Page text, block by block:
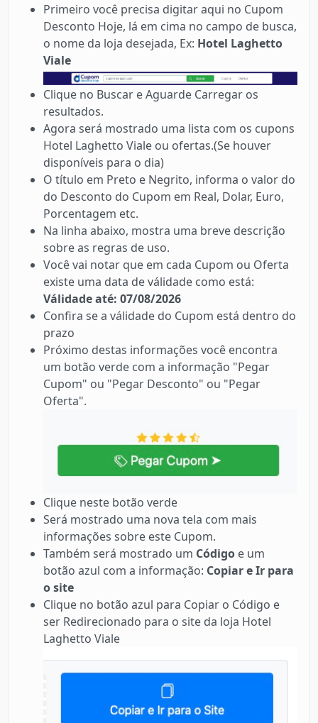
Primeiro você precisa digitar aqui no Cupom
Desconto Hoje, lá em cima no campo de busca,
o nome da loja desejada, Ex: Hotel Laghetto
Viale
Clique no Buscar e Aguarde Carregar os
resultados.
Agora será mostrado uma lista com os cupons
Hotel Laghetto Viale ou ofertas.(Se houver
disponíveis para o dia)
O título em Preto e Negrito, informa o valor do
do Desconto do Cupom em Real, Dolar, Euro,
Porcentagem etc.
Na linha abaixo, mostra uma breve descrição
sobre as regras de uso.
Você vai notar que em cada Cupom ou Oferta
existe uma data de válidade como está:
Válidade até: 07/08/2026
Confira se a válidade do Cupom está dentro do
prazo
Próximo destas informações você encontra
um botão verde com a informação "Pegar
Cupom" ou "Pegar Desconto" ou "Pegar
Oferta".
Clique neste botão verde
Será mostrado uma nova tela com mais
informações sobre este Cupom.
Também será mostrado um Código e um
botão azul com a informação: Copiar e Ir para
o site
Clique no botão azul para Copiar o Código e
ser Redirecionado para o site da loja Hotel
Laghetto Viale